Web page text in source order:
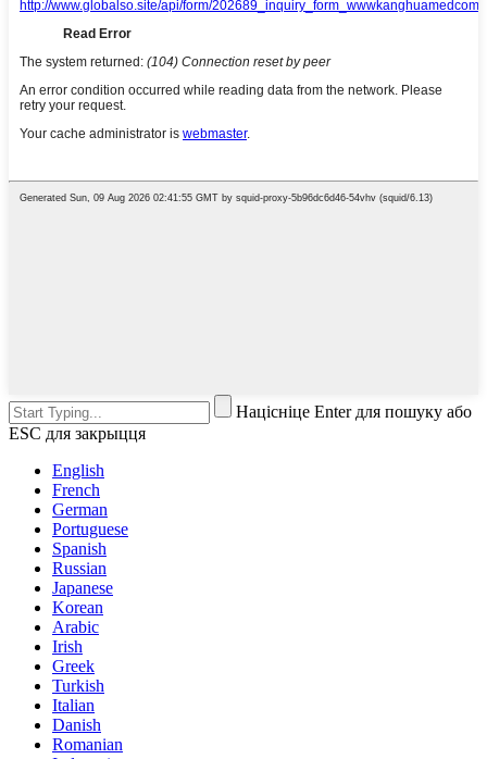
Націсніце Enter для пошуку або
ESC для закрыцця
English
French
German
Portuguese
Spanish
Russian
Japanese
Korean
Arabic
Irish
Greek
Turkish
Italian
Danish
Romanian